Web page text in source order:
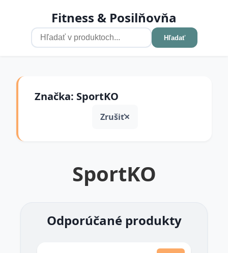
Fitness & Posilňovňa
Hľadať
Značka: SportKO
Zrušiť
SportKO
Odporúčané produkty